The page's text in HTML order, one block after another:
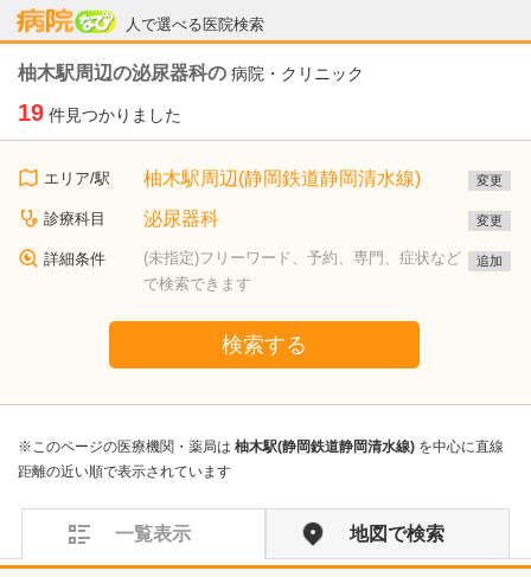
人で選べる医院検索
病院なび
柚木駅周辺の泌尿器科の 病院・クリニック
19 件見つかりました
エリア/駅 柚木駅周辺(静岡鉄道静岡清水線) 変更
診療科目 泌尿器科 変更
詳細条件
(未指定)フリーワード、予約、専門、症状など
で検索できます
追加
検索する
※このページの医療機関・薬局は 柚木駅(静岡鉄道静岡清水線) を中心に直線
距離の近い順で表示されています
一覧表示 地図で検索